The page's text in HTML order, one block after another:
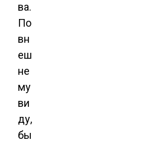
ва.
По
вн
еш
не
му
ви
ду,
бы